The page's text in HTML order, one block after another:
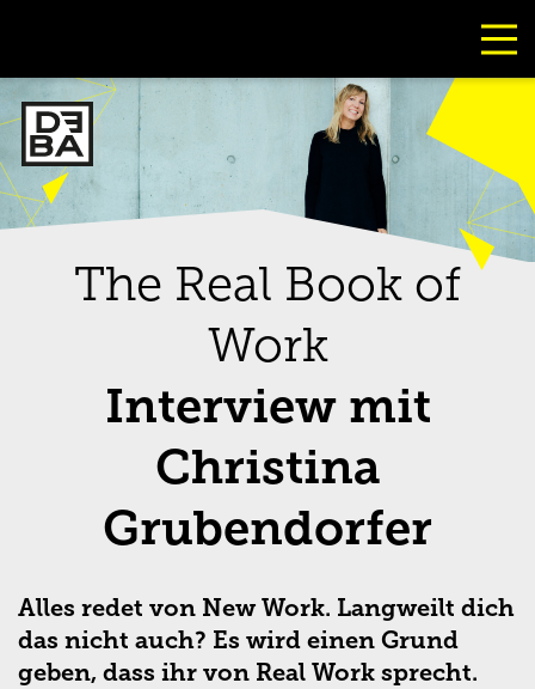
Bild
The Real Book of
Work
Interview mit
Christina
Grubendorfer
Alles redet von New Work. Langweilt dich
das nicht auch? Es wird einen Grund
geben, dass ihr von Real Work sprecht.